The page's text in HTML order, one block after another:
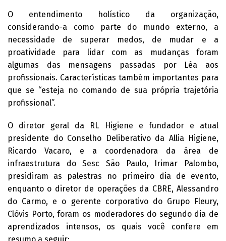
O entendimento holístico da organização,
considerando-a como parte do mundo externo, a
necessidade de superar medos, de mudar e a
proatividade para lidar com as mudanças foram
algumas das mensagens passadas por Léa aos
profissionais. Características também importantes para
que se “esteja no comando de sua própria trajetória
profissional”.
O diretor geral da RL Higiene e fundador e atual
presidente do Conselho Deliberativo da Allia Higiene,
Ricardo Vacaro, e a coordenadora da área de
infraestrutura do Sesc São Paulo, Irimar Palombo,
presidiram as palestras no primeiro dia de evento,
enquanto o diretor de operações da CBRE, Alessandro
do Carmo, e o gerente corporativo do Grupo Fleury,
Clóvis Porto, foram os moderadores do segundo dia de
aprendizados intensos, os quais você confere em